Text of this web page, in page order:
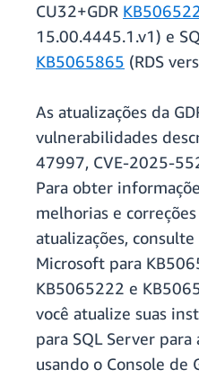
CU32+GDR
15.00.4445.1.v1) e
KB5065865 (RDS
As atualizações da
vulnerabilidades
47997, CVE-2025-
Para obter
melhorias e
atualizações,
Microsoft para
KB5065222 e
você atualize suas
para SQL Server para
usando o Console de